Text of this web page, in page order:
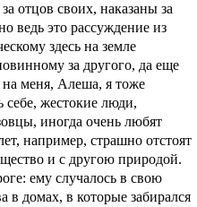
отцов своих, наказаны за
ведь это рассуждение из
здесь на земле
за другого, да еще
меня, Алеша, я тоже
жестокие люди,
иногда очень любят
например, страшно отстоят
и с другою природой.
ему случалось в свою
в домах, в которые забирался